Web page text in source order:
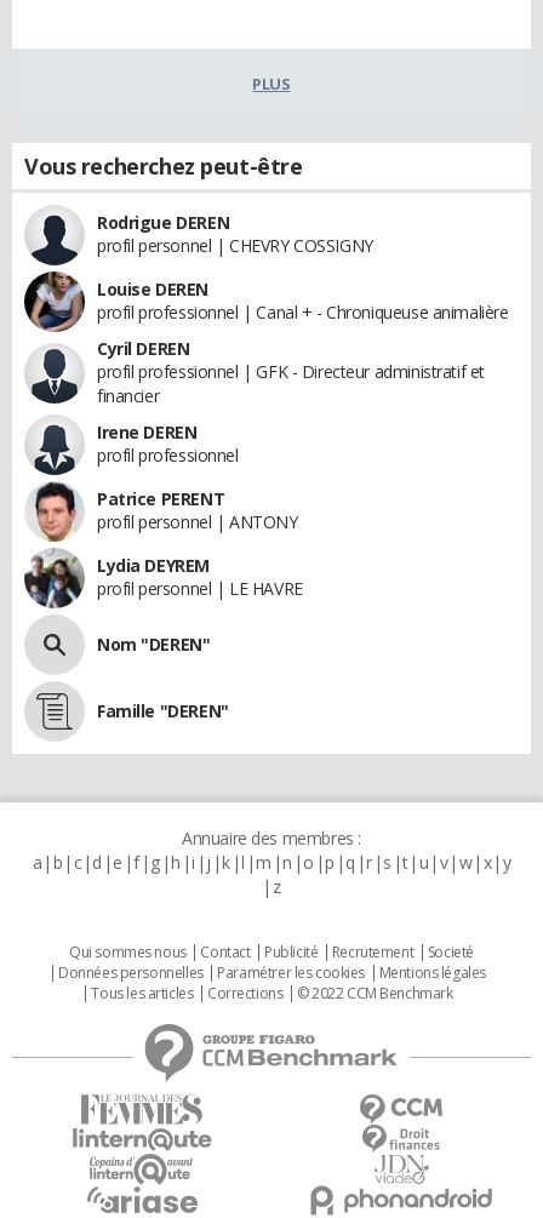
PLUS
Vous recherchez peut-être
Rodrigue DEREN
profil personnel | CHEVRY COSSIGNY
Louise DEREN
profil professionnel | Canal + - Chroniqueuse animalière
Cyril DEREN
profil professionnel | GFK - Directeur administratif et
financier
Irene DEREN
profil professionnel
Patrice PERENT
profil personnel | ANTONY
Lydia DEYREM
profil personnel | LE HAVRE
Nom "DEREN"
Famille "DEREN"
Annuaire des membres :
a b c d e f g h i j k l m n o p q r s t u v w x y
z
Qui sommes nous Contact Publicité Recrutement
Societé
Données personnelles
Paramétrer les cookies
Mentions légales
Tous les articles
Corrections © 2022 CCM Benchmark